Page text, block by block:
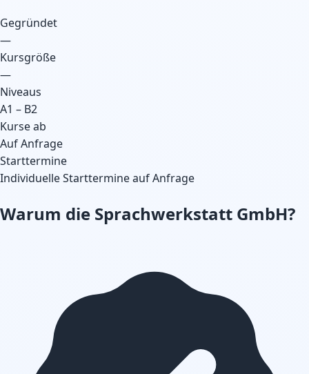
Gegründet
—
Kursgröße
—
Niveaus
A1 – B2
Kurse ab
Auf Anfrage
Starttermine
Individuelle Starttermine auf Anfrage
Warum die Sprachwerkstatt GmbH?